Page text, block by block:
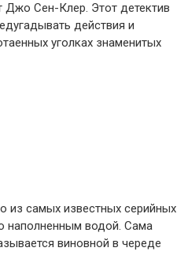
Джо Сен-Клер. Этот детектив
действия и
уголках знаменитых
из самых известных серийных
наполненным водой. Сама
виновной в череде